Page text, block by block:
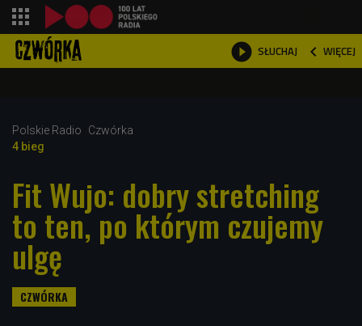
 SŁUCHAJ  WIĘCEJ

Polskie Radio
Czwórka
4 bieg
Fit Wujo: dobry stretching
to ten, po którym czujemy
ulgę